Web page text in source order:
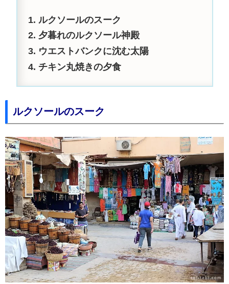
ルクソールのスーク
夕暮れのルクソール神殿
ウエストバンクに沈む太陽
チキン丸焼きの夕食
ルクソールのスーク